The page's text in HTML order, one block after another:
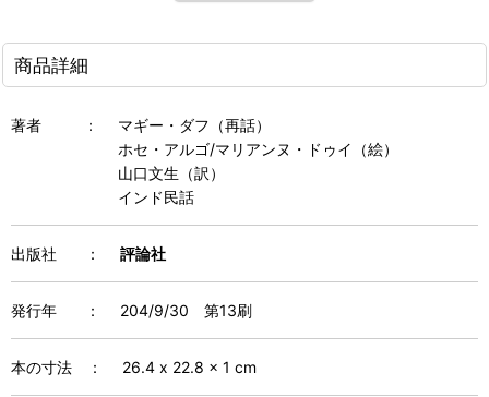
商品詳細
著者 ： マギー・ダフ（再話）
ホセ・アルゴ/マリアンヌ・ドゥイ（絵）
山口文生（訳）
インド民話
出版社 ： 評論社
発行年 ： 204/9/30 第13刷
本の寸法 ： 26.4 x 22.8 x 1 cm